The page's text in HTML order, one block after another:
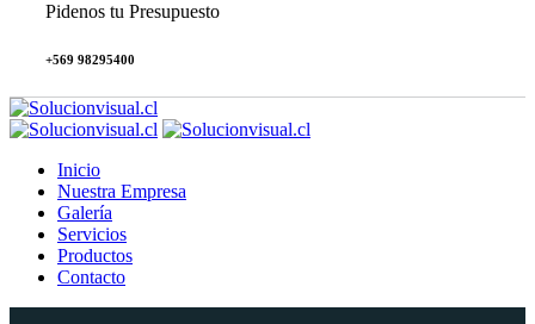
+569 98295400
Pidenos tu Presupuesto
Inicio
Nuestra Empresa
Galería
Servicios
Productos
Contacto